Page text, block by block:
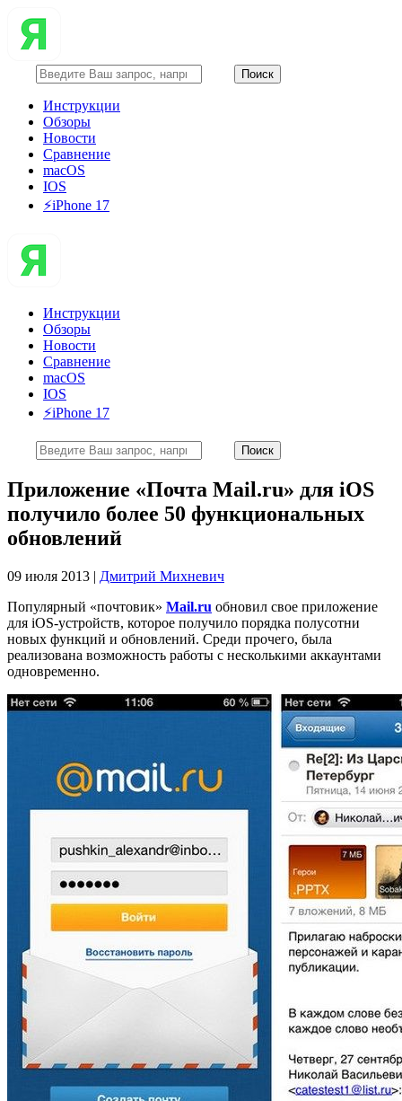
Инструкции
Обзоры
Новости
Сравнение
macOS
IOS
⚡️iPhone 17
Инструкции
Обзоры
Новости
Сравнение
macOS
IOS
⚡️iPhone 17
Приложение «Почта Mail.ru» для iOS
получило более 50 функциональных
обновлений
09 июля 2013 | Дмитрий Михневич
Популярный «почтовик» Mail.ru обновил свое приложение
для iOS-устройств, которое получило порядка полусотни
новых функций и обновлений. Среди прочего, была
реализована возможность работы с несколькими аккаунтами
одновременно.